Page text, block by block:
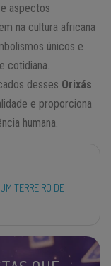
aspectos
na cultura africana
únicos e
cotidiana.
desses Orixás
e proporciona
humana.
TERREIRO DE